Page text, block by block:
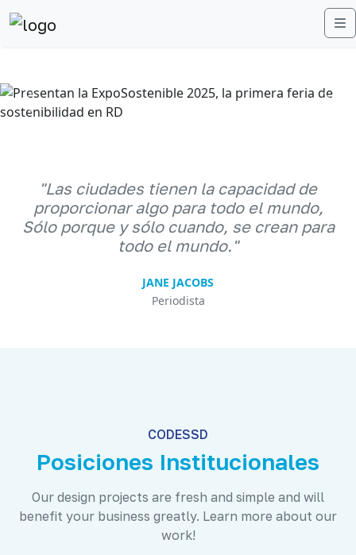
Anterior
"Las ciudades tienen la capacidad de
proporcionar algo para todo el mundo,
Sólo porque y sólo cuando, se crean para
todo el mundo."
JANE JACOBS
Periodista
CODESSD
Posiciones Institucionales
Our design projects are fresh and simple and will
benefit your business greatly. Learn more about our
work!